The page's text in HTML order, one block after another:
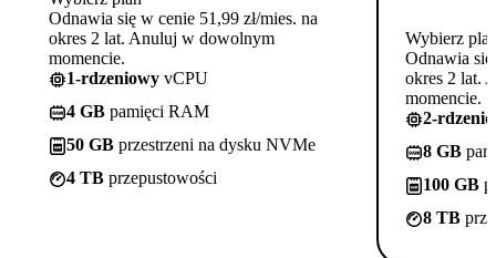
Odnawia się w cenie 51,99 zł/mies. na
okres 2 lat. Anuluj w dowolnym
momencie.
1-rdzeniowy vCPU
4 GB pamięci RAM
50 GB przestrzeni na dysku NVMe
4 TB przepustowości
Wybierz
Odnawia się
okres 2 lat.
momencie.
2-
8 GB
100 GB
8 TB